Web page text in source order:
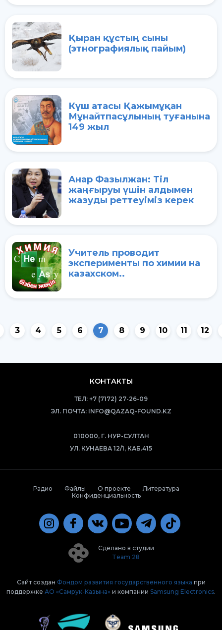
Қыран құстың сыны
(этнографиялық пайым)
Күш атасы Қажымұқан
Мұнайтпасұлының туғанына
149 жыл
Анар Фазылжан: Тіл
жаңғыруы үшін алдымен
жазуды реттеуіміз керек
Учитель проводит
эксперименты по химии на
казахском..
3 4 5 6 7 8 9 10 11 12
КОНТАКТЫ
ТЕЛ: +7 (7172) 27-26-09
ЭЛ. ПОЧТА: INFO@QAZAQ-FOUND.KZ
010000, Г. НУР-СУЛТАН
УЛ. КУНАЕВА 12/1, КАБ.415
Радио Файлы О проекте
Литература
Конфиденциальность
Сделано в студии
Team 28
Сайт создан Фондом развития государственного языка при
поддержке АО «Самрук-Казына» и компании Samsung Electronics.